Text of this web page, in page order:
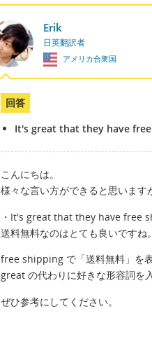
Erik
日英翻訳者
アメリカ合衆国
回答
It's great that they have
こんにちは。
様々な言い方ができると思います
・It's great that they have free
送料無料なのはとても良いですね。
free shipping で「送料無料」を表
great の代わりに好きな形容詞を
ぜひ参考にしてください。